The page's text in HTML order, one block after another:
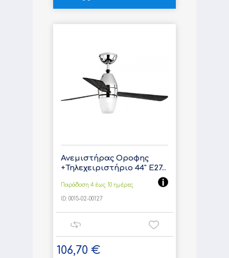
Ανεμιστήρας Οροφης
+Τηλεχειριστήριο 44" E27...
Παράδοση 4 έως 10 ημέρες
ID: 0015-02-00127
106,70 €